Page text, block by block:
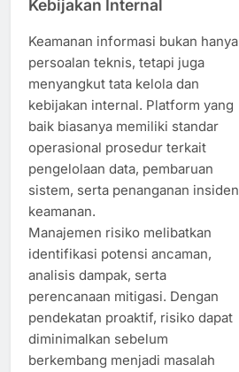
Kebijakan Internal
Keamanan informasi bukan hanya
persoalan teknis, tetapi juga
menyangkut tata kelola dan
kebijakan internal. Platform yang
baik biasanya memiliki standar
operasional prosedur terkait
pengelolaan data, pembaruan
sistem, serta penanganan insiden
keamanan.
Manajemen risiko melibatkan
identifikasi potensi ancaman,
analisis dampak, serta
perencanaan mitigasi. Dengan
pendekatan proaktif, risiko dapat
diminimalkan sebelum
berkembang menjadi masalah